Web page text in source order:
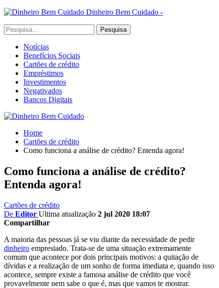
Dinheiro Bem Cuidado -
Notícias
Benefícios Sociais
Cartões de crédito
Empréstimos
Investimentos
Negativados
Bancos Digitais
Home
Cartões de crédito
Como funciona a análise de crédito? Entenda agora!
Como funciona a análise de crédito?
Entenda agora!
Cartões de crédito
De Editor Ultima atualização 2 jul 2020 18:07
Compartilhar
A maioria das pessoas já se viu diante da necessidade de pedir
dinheiro emprestado. Trata-se de uma situação extremamente
comum que acontece por dois principais motivos: a quitação de
dívidas e a realização de um sonho de forma imediata e, quando isso
acontece, sempre existe a famosa análise de crédito que você
provavelmente nem sabe o que é, mas que vamos te mostrar.